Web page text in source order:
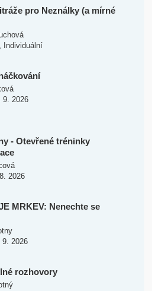
pro Neználky (a mírné
Individuální
9. 2026
- Otevřené tréninky
2026
MRKEV: Nenechte se
9. 2026
rozhovory